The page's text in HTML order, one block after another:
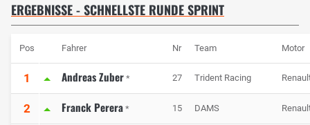
ERGEBNISSE - SCHNELLSTE RUNDE SPRINT
Pos Fahrer Nr Team Motor
1 Andreas Zuber * 27 Trident Racing
2 Franck Perera * 15 DAMS